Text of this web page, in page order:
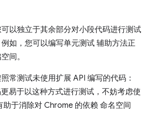
以独立于其余部分对小段代码进行测试
如，您可以编写单元测试 辅助方法正
间。
常测试未使用扩展 API 编写的代码：
易于以这种方式进行测试，不妨考虑使
助于消除对 Chrome 的依赖 命名空间